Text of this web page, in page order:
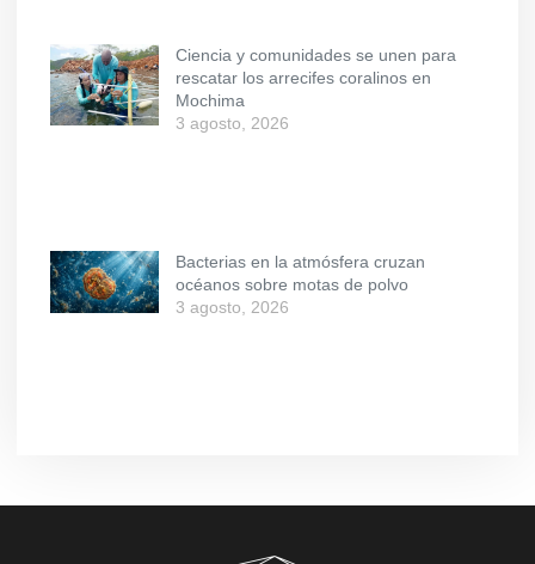
Ciencia y comunidades se unen para
rescatar los arrecifes coralinos en
Mochima
3 agosto, 2026
Bacterias en la atmósfera cruzan
océanos sobre motas de polvo
3 agosto, 2026